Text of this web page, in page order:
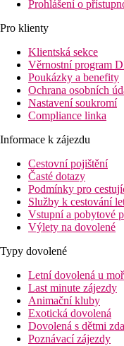
Prohlášení o
Pro klienty
Klientská sekce
Věrnostní program
Poukázky a benefity
Ochrana osobních
Nastavení soukromí
Compliance linka
Informace k zájezdu
Cestovní pojištění
Časté dotazy
Podmínky pro
Služby k cestování
Vstupní a pobytové
Výlety na dovolené
Typy dovolené
Letní dovolená u
Last minute zájezdy
Animační kluby
Exotická dovolená
Dovolená s dětmi
Poznávací zájezdy